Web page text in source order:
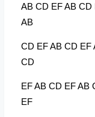
AB CD EF AB CD
AB
CD EF AB CD EF
CD
EF AB CD EF AB
EF